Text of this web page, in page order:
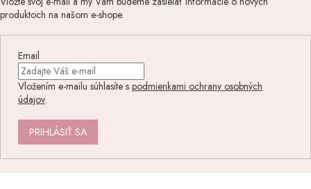
produktoch na našom e-shope.
Email
Vložením e-mailu súhlasíte s podmienkami ochrany osobných
údajov.
PRIHLÁSIŤ SA